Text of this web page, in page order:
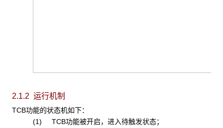
2.1.2 运行机制
TCB功能的状态机如下：
(1) TCB功能被开启，进入待触发状态；